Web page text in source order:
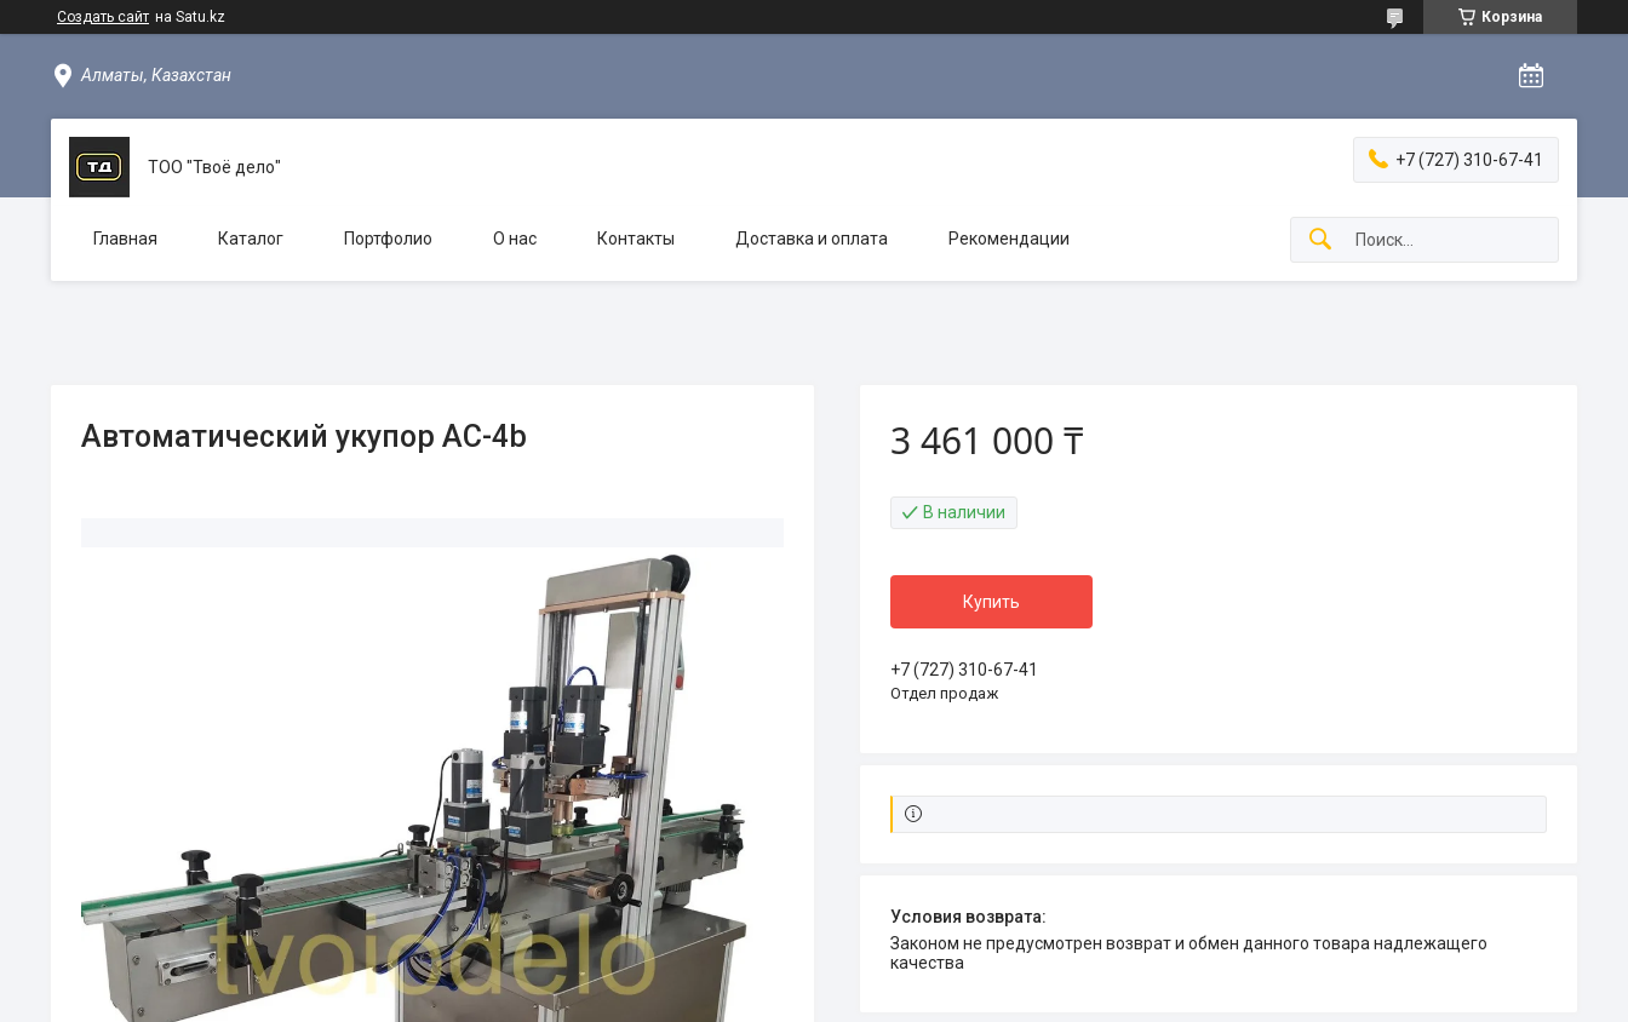
Создать сайт на Satu.kz Корзина
Алматы, Казахстан
ТОО "Твоё дело" +7 (727) 310-67-41
Главная Каталог Портфолио О нас Контакты Доставка и оплата Рекомендации
Автоматический укупор AC-4b 3 461 000 ₸
В наличии
Купить
+7 (727) 310-67-41
Отдел продаж
Законом не предусмотрен возврат и обмен данного товара надлежащего
качества